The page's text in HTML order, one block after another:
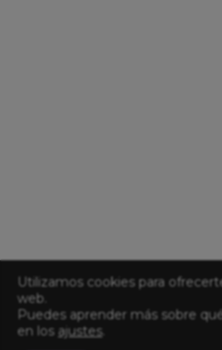
Utilizamos cookies para
web.
Puedes aprender más sobre
en los ajustes.